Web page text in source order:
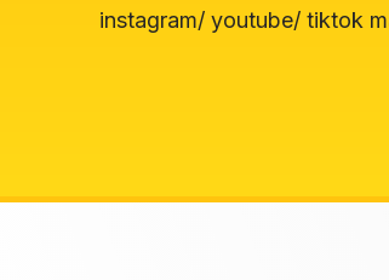
instagram/ youtube/ tiktok